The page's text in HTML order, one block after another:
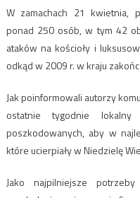
W zamachach 21 kwietnia,
ponad 250 osób, w tym 42
ataków na kościoły i
odkąd w 2009 r. w kraju
Jak poinformowali autorzy
ostatnie tygodnie
poszkodowanych, aby w
które ucierpiały w Niedzielę
Jako najpilniejsze